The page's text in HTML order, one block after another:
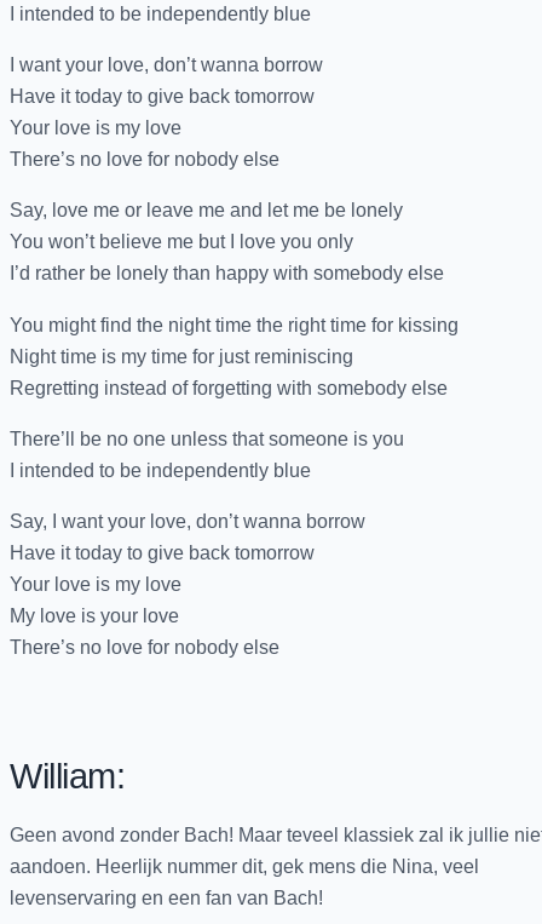
I intended to be independently blue
I want your love, don’t wanna borrow
Have it today to give back tomorrow
Your love is my love
There’s no love for nobody else
Say, love me or leave me and let me be lonely
You won’t believe me but I love you only
I’d rather be lonely than happy with somebody else
You might find the night time the right time for kissing
Night time is my time for just reminiscing
Regretting instead of forgetting with somebody else
There’ll be no one unless that someone is you
I intended to be independently blue
Say, I want your love, don’t wanna borrow
Have it today to give back tomorrow
Your love is my love
My love is your love
There’s no love for nobody else
William:
Geen avond zonder Bach! Maar teveel klassiek zal ik jullie
aandoen. Heerlijk nummer dit, gek mens die Nina, veel
levenservaring en een fan van Bach!